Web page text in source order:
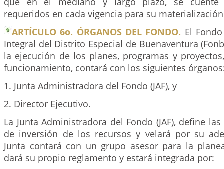
requeridos en cada vigencia para su
ARTÍCULO 6o. ÓRGANOS DEL FONDO. El
Integral del Distrito Especial de Buenaventura
la ejecución de los planes, programas y
funcionamiento, contará con los siguientes
1. Junta Administradora del Fondo (JAF), y
2. Director Ejecutivo.
La Junta Administradora del Fondo (JAF), define
de inversión de los recursos y velará por su
Junta contará con un grupo asesor para la
dará su propio reglamento y estará integrada por: